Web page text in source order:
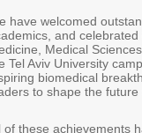
have welcomed
and
Medical
Tel Aviv University
biomedical
to shape the
of these achievements